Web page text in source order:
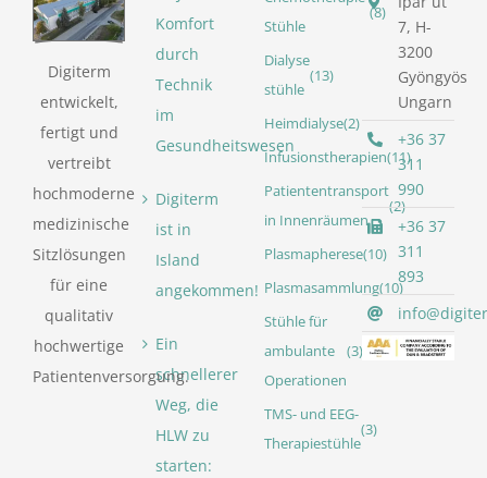
Digiterm
entwickelt,
fertigt und
vertreibt
hochmoderne
medizinische
Sitzlösungen
für eine
qualitativ
hochwertige
Patientenversorgung.
Komfort
durch
Technik
im
Gesundheitswesen
Digiterm
ist in
Island
angekommen!
Ein
schnellerer
Weg, die
HLW zu
starten:
Stühle
(8)
Dialyse
stühle
(13)
Heimdialyse(2)
Infusionstherapien(11)
Patiententransport
in Innenräumen
(2)
Plasmapherese(10)
Plasmasammlung(10)
Stühle für
ambulante
Operationen
(3)
TMS- und EEG-
Therapiestühle
(3)
7, H-
3200
Gyöngyös
Ungarn
+36 37
311
990
+36 37
311
893